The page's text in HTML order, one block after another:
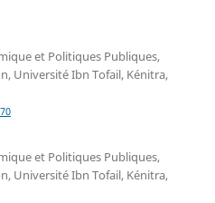
et Politiques Publiques,
Université Ibn Tofail, Kénitra,
et Politiques Publiques,
Université Ibn Tofail, Kénitra,